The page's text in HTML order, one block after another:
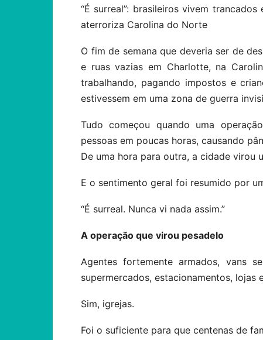
“É surreal”: brasileiros vivem
aterroriza Carolina do Norte
O fim de semana que deveria ser de
e ruas vazias em Charlotte, na
trabalhando, pagando impostos e
estivessem em uma zona de guerra
Tudo começou quando uma
pessoas em poucas horas, causando
De uma hora para outra, a cidade virou
E o sentimento geral foi resumido por
“É surreal. Nunca vi nada assim.”
A operação que virou pesadelo
Agentes fortemente armados, vans
supermercados, estacionamentos, lojas
Sim, igrejas.
Foi o suficiente para que centenas de